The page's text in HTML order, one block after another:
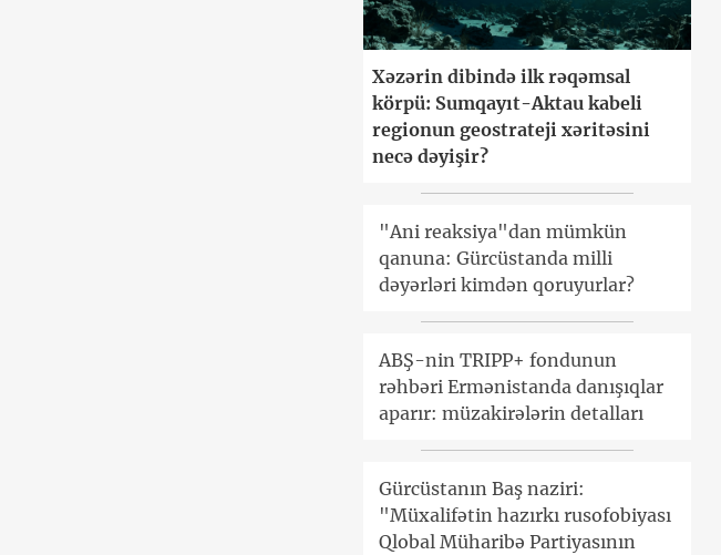
Xəzərin dibində ilk rəqəmsal
körpü: Sumqayıt-Aktau kabeli
regionun geostrateji xəritəsini
necə dəyişir?
"Ani reaksiya"dan mümkün
qanuna: Gürcüstanda milli
dəyərləri kimdən qoruyurlar?
ABŞ-nin TRIPP+ fondunun
rəhbəri Ermənistanda danışıqlar
aparır: müzakirələrin detalları
Gürcüstanın Baş naziri:
"Müxalifətin hazırkı rusofobiyası
Qlobal Müharibə Partiyasının